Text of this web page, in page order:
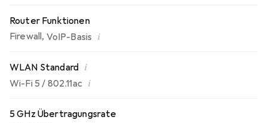
Ihre Kommunikation zu schützen.
Router Funktionen
Firewall, VoIP-Basis i
WLAN Standard i
Wi-Fi 5 / 802.11ac i
5 GHz Übertragungsrate